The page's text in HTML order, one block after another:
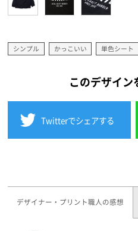
シンプル かっこいい 単色シート
このデザイン
Twitterでシェアする
デザイナー・プリント職人の感想